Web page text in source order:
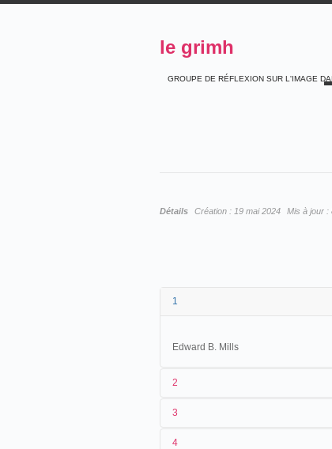
le grimh
GROUPE DE RÉFLEXION SUR L'IMAGE
Détails Création : 19 mai 2024 Mis à jour :
1
Edward B. Mills
2
3
4